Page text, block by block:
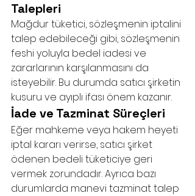
Talepleri
Mağdur tüketici, sözleşmenin iptalini
talep edebileceği gibi, sözleşmenin
feshi yoluyla bedel iadesi ve
zararlarının karşılanmasını da
isteyebilir. Bu durumda satıcı şirketin
kusuru ve ayıplı ifası önem kazanır.
İade ve Tazminat Süreçleri
Eğer mahkeme veya hakem heyeti
iptal kararı verirse, satıcı şirket
ödenen bedeli tüketiciye geri
vermek zorundadır. Ayrıca bazı
durumlarda manevi tazminat talep